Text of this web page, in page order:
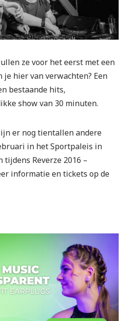
ze voor het eerst met een
je hier van verwachten? Een
bestaande hits,
show van 30 minuten.
er nog tientallen andere
in het Sportpaleis in
Reverze 2016 –
informatie en tickets op de